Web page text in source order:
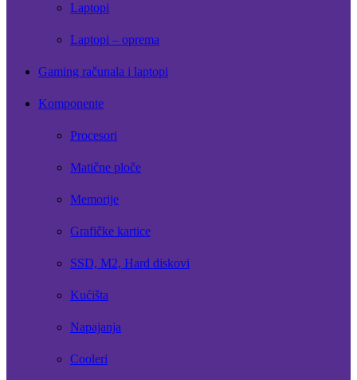
Laptopi
Laptopi – oprema
Gaming računala i laptopi
Komponente
Procesori
Matične ploče
Memorije
Grafičke kartice
SSD, M2, Hard diskovi
Kućišta
Napajanja
Cooleri